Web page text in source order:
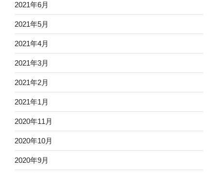
2021年6月
2021年5月
2021年4月
2021年3月
2021年2月
2021年1月
2020年11月
2020年10月
2020年9月